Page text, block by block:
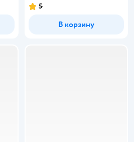
5
В корзину